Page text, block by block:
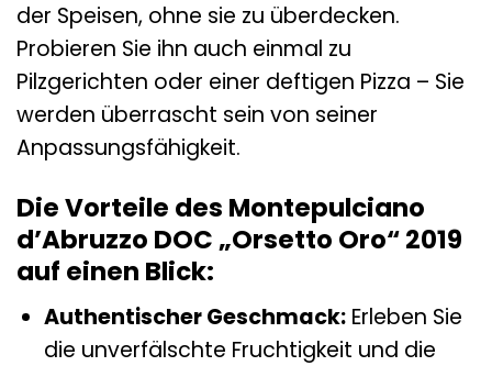
der Speisen, ohne sie zu überdecken.
Probieren Sie ihn auch einmal zu
Pilzgerichten oder einer deftigen Pizza – Sie
werden überrascht sein von seiner
Anpassungsfähigkeit.
Die Vorteile des Montepulciano
d’Abruzzo DOC „Orsetto Oro“ 2019
auf einen Blick:
Authentischer Geschmack:Erleben Sie
die unverfälschte Fruchtigkeit und die